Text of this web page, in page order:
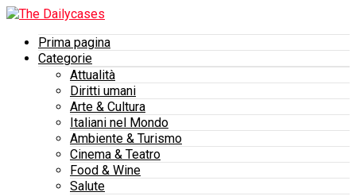
Prima pagina
Categorie
Attualità
Diritti umani
Arte & Cultura
Italiani nel Mondo
Ambiente & Turismo
Cinema & Teatro
Food & Wine
Salute